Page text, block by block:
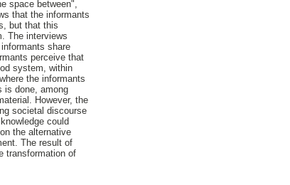
space between",
that the informants
but that this
The interviews
share
perceive that
system, within
the informants
is done, among
However, the
societal discourse
could
the alternative
The result of
transformation of